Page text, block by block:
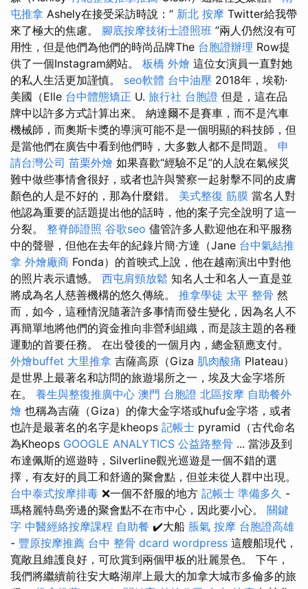
屯推拿 Ashely在接受采訪時說：“ 新北 按摩 Twitter給我帶
來了極大的焦慮。 腳底按摩技術士證照班 ”兩人仍然沒有可
用性，但是他們為他們的時尚品牌The 台胞證辦理 Row提
供了一個Instagram網站。 板橋 外燴 這位女演員一直對她
的私人生活更加謹慎。 seo軟體 台中油壓 2018年，埃勒·
美國（Elle 台中體態矯正 U. 旅行社 台胞證 但是，這在品
牌中以許多方式計算出來。 納達爾不是賽車，而不是汽車
機械師，而奧斯卡獎的導演可能不是一個明顯的科技師，但
是當他們在廣告中看到他們時，大多數人都不是問題。 申
請台灣公司 苗栗外燴 如果喜歡“經驗不足”的人說在氣候災
難中做些事情會很好，或者也許與警察一起射擊不同的皮膚
顏色的人是不好的，那為什麼錯。 美式整復 筋膜 當名人對
他認為重要的話題提出他的話時，他的案子完全說明了這一
分裂。 整脊師證照 谷歌seo 儘管許多人歡迎他在和平服務
中的聲譽，但他在去年的紀錄片簡·方達（Jane 台中氣結推
拿 外燴廠商 Fonda）的首映式上說，他在越南演出中對他
的照片表示遺憾。 西屯肩頸放鬆 知名人士和名人一直是並
將成為名人慈善機構的悠久傳統。 推拿學徒 太平 整骨 然
而，如今，這種情況隨著許多事情而發生變化，因為名人不
再簡單地將他們的資金推向非營利組織，而是該主題的各種
運動的首要任務。 在出發後的一個月內，總金額應支付。
外燴buffet 大里推拿 吉薩高原（Giza 肌肉酸痛 Plateau）
是世界上最著名和訪問的旅遊場所之一，埃及大金字塔所
在。 養生與整復推廣中心 澳門 台胞證 北區按摩 自助餐外
燴 也稱為吉薩（Giza）的偉大金字塔或hufu金字塔，或者
也許是最著名的名字是kheops 記帳士 pyramid（古代命名
為Kheops GOOGLE ANALYTICS 公益路整骨 ... 當涉及到
布達佩斯的巡遊時，Silverline觀光巡遊是一個不錯的選
擇，有友好的員工和舒適的聚會點，但並未從人群中出現。
台中泰式按摩排毒 ❌一個不舒服的地方 記帳士 準備多久 -
瑪格麗特島旁邊的聚會點不在市中心，因此要小心。 關鍵
字 中醫經絡按摩課程 自助餐 ✔️大船 脹氣 按摩 台胞證高雄
- 豐原按摩推薦 台中 整骨 dcard wordpress 這艘船現代，
寬敞且維護良好，可欣賞到兩個甲板的壯麗景色。 下午，
我們將繼續前往安大略湖岸上最大的加拿大城市多倫多的旅